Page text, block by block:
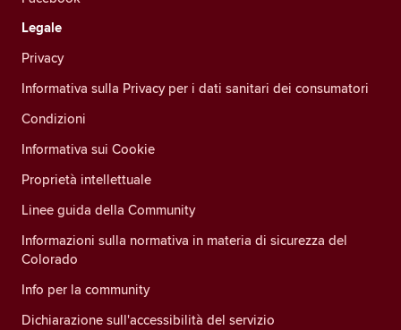
Legale
Privacy
Informativa sulla Privacy per i dati sanitari dei consumatori
Condizioni
Informativa sui Cookie
Proprietà intellettuale
Linee guida della Community
Informazioni sulla normativa in materia di sicurezza del
Colorado
Info per la community
Dichiarazione sull'accessibilità del servizio